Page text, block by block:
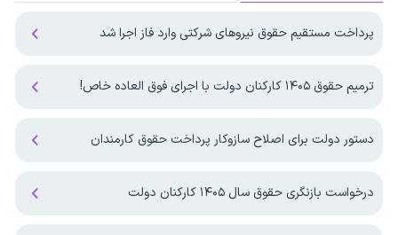
پرداخت مستقیم حقوق نیروهای شرکتی وارد فاز اجرا شد
ترمیم حقوق ۱۴۰۵ کارکنان دولت با اجرای فوق العاده خاص!
دستور دولت برای اصلاح سازوکار پرداخت حقوق کارمندان
درخواست بازنگری حقوق سال ۱۴۰۵ کارکنان دولت